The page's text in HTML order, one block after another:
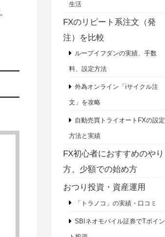
。
生活
FXのリピート系注文（発
注）を比較
ループイフダンの実績、手数
料、設定方法
外為オンライン「iサイクル注
文」を攻略
自動売買トライオートFXの設定
方法と実績
FX初心者におすすめのやり
方、少額での始め方
おつり投資・資産運用
「トラノコ」の実績・口コミ
SBIネオモバイル証券でTポイン